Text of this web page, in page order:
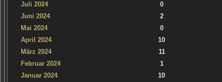
Juli 2024
0
Juni 2024
2
Mai 2024
0
April 2024
10
März 2024
11
Februar 2024
1
Januar 2024
10